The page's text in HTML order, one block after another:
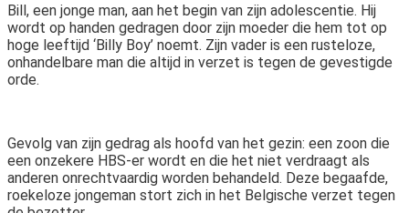
Bill, een jonge man, aan het begin van zijn adolescentie. Hij
wordt op handen gedragen door zijn moeder die hem tot op
hoge leeftijd ‘Billy Boy’ noemt. Zijn vader is een rusteloze,
onhandelbare man die altijd in verzet is tegen de gevestigde
orde.
Gevolg van zijn gedrag als hoofd van het gezin: een zoon die
een onzekere HBS-er wordt en die het niet verdraagt als
anderen onrechtvaardig worden behandeld. Deze begaafde,
roekeloze jongeman stort zich in het Belgische verzet tegen